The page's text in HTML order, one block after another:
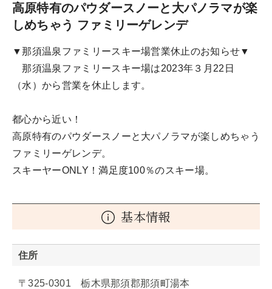
高原特有のパウダースノーと大パノラマが楽
しめちゃう ファミリーゲレンデ
▼那須温泉ファミリースキー場営業休止のお知らせ▼
那須温泉ファミリースキー場は2023年３月22日
（水）から営業を休止します。
都心から近い！
高原特有のパウダースノーと大パノラマが楽しめちゃう
ファミリーゲレンデ。
スキーヤーONLY！満足度100％のスキー場。
基本情報
住所
〒325-0301 栃木県那須郡那須町湯本